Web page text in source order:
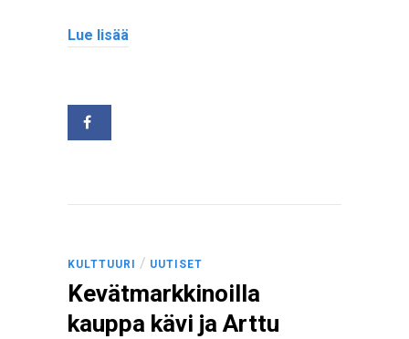
Lue lisää
KULTTUURI / UUTISET
Kevätmarkkinoilla
kauppa kävi ja Arttu